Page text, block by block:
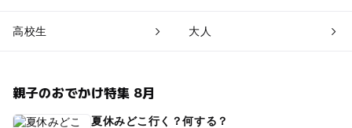
高校生 大人
親子のおでかけ特集 8月
夏休みどこ行く？何する？